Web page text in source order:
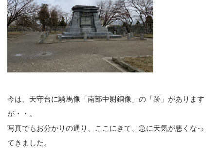
今は、天守台に騎馬像「南部中尉銅像」の「跡」があります
が・・。
写真でもお分かりの通り、ここにきて、急に天気が悪くなっ
てきました。